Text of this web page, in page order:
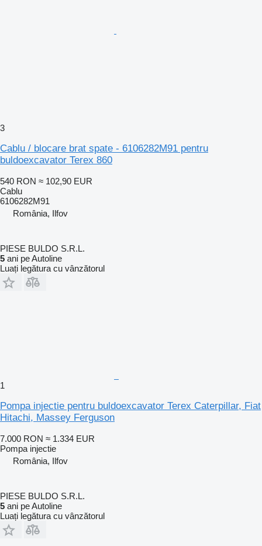
3
Cablu / blocare brat spate - 6106282M91 pentru
buldoexcavator Terex 860
540 RON ≈ 102,90 EUR
Cablu
6106282M91
România, Ilfov
PIESE BULDO S.R.L.
5 ani pe Autoline
Luați legătura cu vânzătorul
1
Pompa injectie pentru buldoexcavator Terex Caterpillar, Fiat
Hitachi, Massey Ferguson
7.000 RON ≈ 1.334 EUR
Pompa injectie
România, Ilfov
PIESE BULDO S.R.L.
5 ani pe Autoline
Luați legătura cu vânzătorul